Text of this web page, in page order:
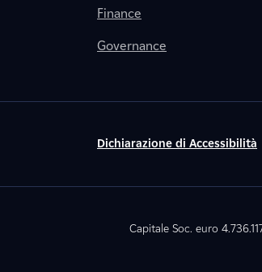
Finance
Governance
Dichiarazione di Accessibilità
Capitale Soc. euro